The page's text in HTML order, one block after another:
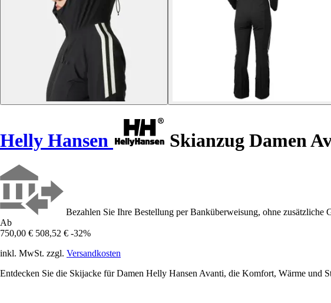
Helly Hansen Skianzug Damen
Bezahlen Sie Ihre Bestellung per Banküberweisung, ohne zusätzliche
Ab
750,00 € 508,52 € -32%
inkl. MwSt. zzgl. Versandkosten
Entdecken Sie die Skijacke für Damen Helly Hansen Avanti, die Komfort, Wärme und